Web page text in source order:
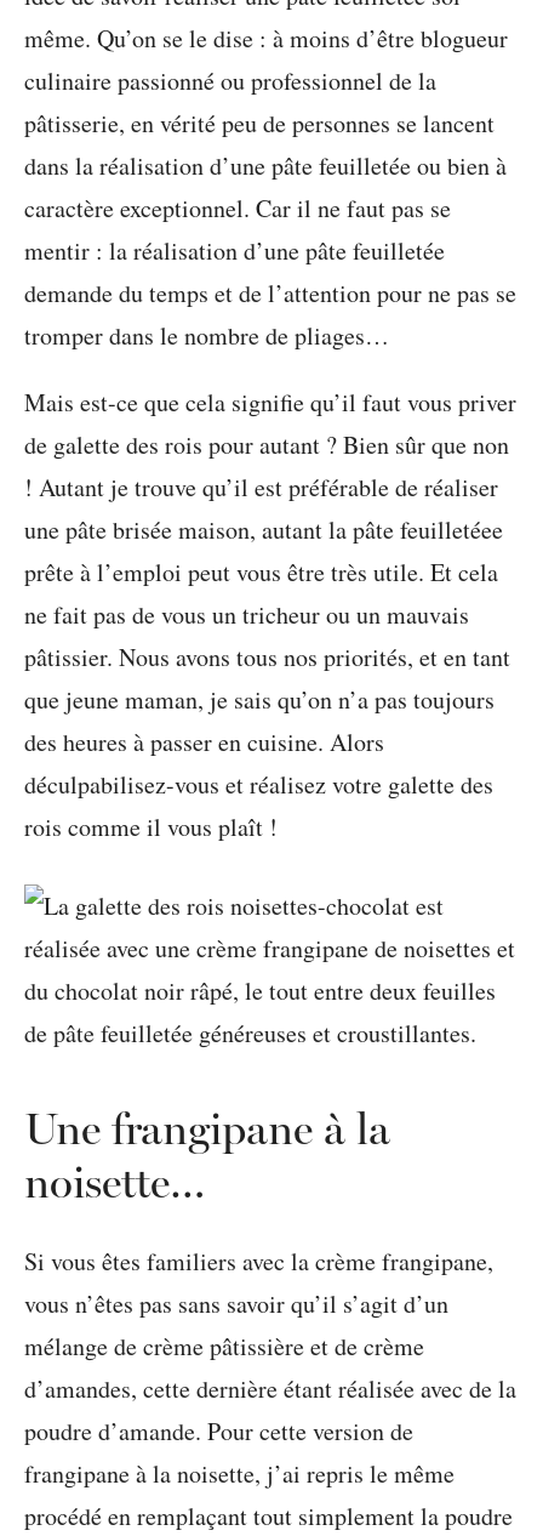
même. Qu’on se le dise : à moins d’être blogueur
culinaire passionné ou professionnel de la
pâtisserie, en vérité peu de personnes se lancent
dans la réalisation d’une pâte feuilletée ou bien à
caractère exceptionnel. Car il ne faut pas se
mentir : la réalisation d’une pâte feuilletée
demande du temps et de l’attention pour ne pas se
tromper dans le nombre de pliages…
Mais est-ce que cela signifie qu’il faut vous priver
de galette des rois pour autant ? Bien sûr que non
! Autant je trouve qu’il est préférable de réaliser
une pâte brisée maison, autant la pâte feuilletéee
prête à l’emploi peut vous être très utile. Et cela
ne fait pas de vous un tricheur ou un mauvais
pâtissier. Nous avons tous nos priorités, et en tant
que jeune maman, je sais qu’on n’a pas toujours
des heures à passer en cuisine. Alors
déculpabilisez-vous et réalisez votre galette des
rois comme il vous plaît !
Une frangipane à la
noisette…
Si vous êtes familiers avec la crème frangipane,
vous n’êtes pas sans savoir qu’il s’agit d’un
mélange de crème pâtissière et de crème
d’amandes, cette dernière étant réalisée avec de la
poudre d’amande. Pour cette version de
frangipane à la noisette, j’ai repris le même
procédé en remplaçant tout simplement la poudre